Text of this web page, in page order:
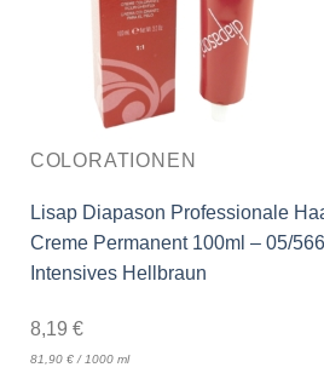
COLORATIONEN
Lisap Diapason Professionale
Creme Permanent 100ml – 05/
Intensives Hellbraun
8,19 €
81,90 €/ 1000 ml